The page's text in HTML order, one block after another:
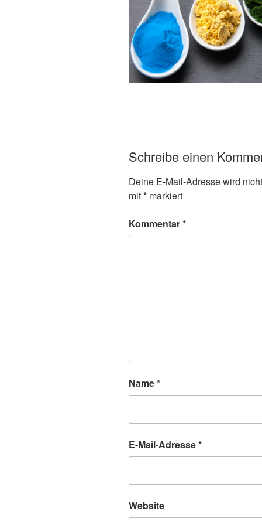
Schreibe einen
Deine E-Mail-Adresse wird
mit* markiert
Kommentar*
Name*
E-Mail-Adresse*
Website